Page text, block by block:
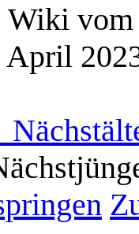
vom
April